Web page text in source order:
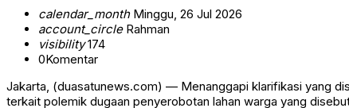
calendar_monthMinggu, 26 Jul 2026
account_circleRahman
visibility174
0Komentar
Jakarta, (duasatunews.com) — Menanggapi klarifikasi yang
terkait polemik dugaan penyerobotan lahan warga yang